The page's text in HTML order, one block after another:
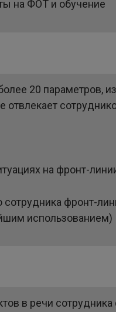
на ФОТ и обучение
20 параметров,
на фронт-
фронт-
использованием)
в речи сотрудника